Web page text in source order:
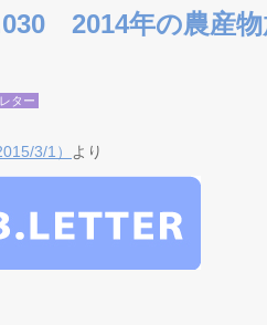
2014年の農産
ター
3/1） より